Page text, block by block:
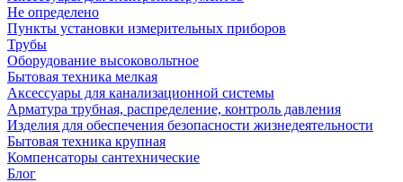
Не определено
Пункты установки измерительных приборов
Трубы
Оборудование высоковольтное
Бытовая техника мелкая
Аксессуары для канализационной системы
Арматура трубная, распределение, контроль давления
Изделия для обеспечения безопасности жизнедеятельности
Бытовая техника крупная
Компенсаторы сантехнические
Блог